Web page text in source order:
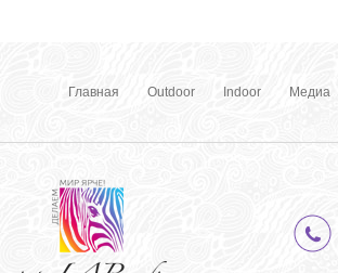
Главная Outdoor Indoor Медиа